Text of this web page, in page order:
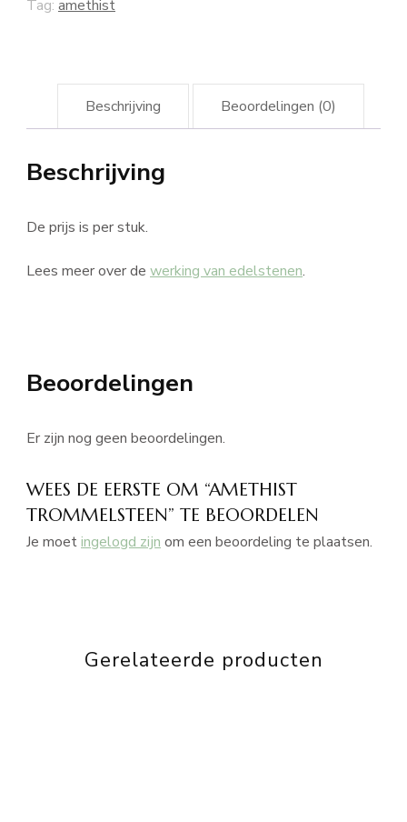
Tag: amethist
Beschrijving Beoordelingen (0)
Beschrijving
De prijs is per stuk.
Lees meer over de werking van edelstenen.
Beoordelingen
Er zijn nog geen beoordelingen.
WEES DE EERSTE OM “AMETHIST
TROMMELSTEEN” TE BEOORDELEN
Je moetingelogd zijn om een beoordeling te plaatsen.
Gerelateerde producten